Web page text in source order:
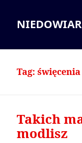
Tag:święcenia
Takich
modlisz